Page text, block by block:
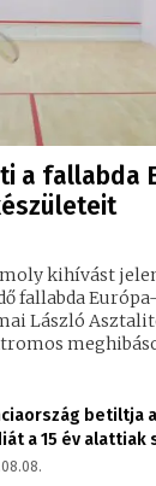
a fallabda
kihívást
fallabda
László
betiltja
a 15 év alattiak